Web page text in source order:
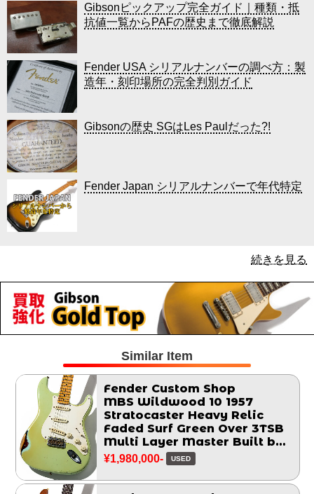
Gibsonピックアップ完全ガイド｜種類・抵
抗値一覧からPAFの歴史まで徹底解説
Fender USA シリアルナンバーの調べ方：製
造年・刻印場所の完全判別ガイド
Gibsonの歴史 SGはLes Paulだった?!
Fender Japan シリアルナンバーで年代特定
続きを見る
Similar Item
Fender Custom Shop
MBS Wildwood 10 1957
Stratocaster Heavy Relic
Faded Surf Green Over 3TSB
Multi Layer Master Built by
John Cruz 2014
¥1,980,000- USED